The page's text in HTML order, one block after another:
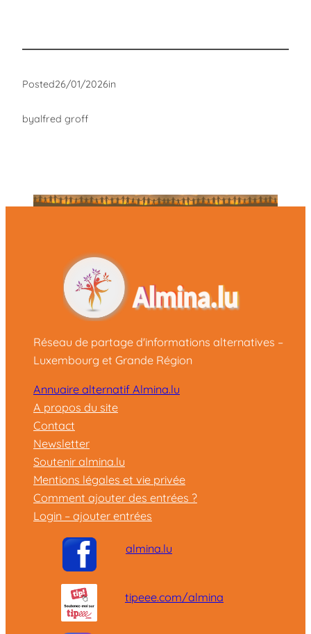
Posted26/01/2026in
byalfred groff
Réseau de partage d'informations alternatives –
Luxembourg et Grande Région
Annuaire alternatif Almina.lu
A propos du site
Contact
Newsletter
Soutenir almina.lu
Mentions légales et vie privée
Comment ajouter des entrées ?
Login – ajouter entrées
almina.lu
tipeee.com/almina